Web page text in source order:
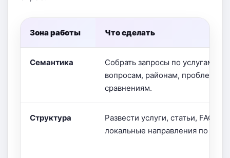
Зона работы Что сделать
Семантика
Собрать запросы по услугам,
вопросам, районам, проблемам
сравнениям.
Структура
Развести услуги, статьи, FAQ,
локальные направления по